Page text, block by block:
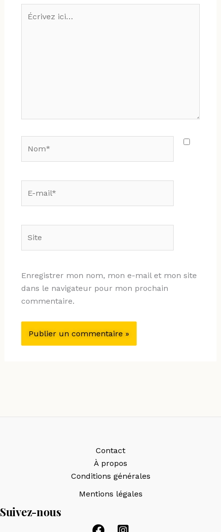
Enregistrer mon nom, mon e-mail et mon site
dans le navigateur pour mon prochain
commentaire.
Contact
À propos
Conditions générales
Mentions légales
Suivez-nous